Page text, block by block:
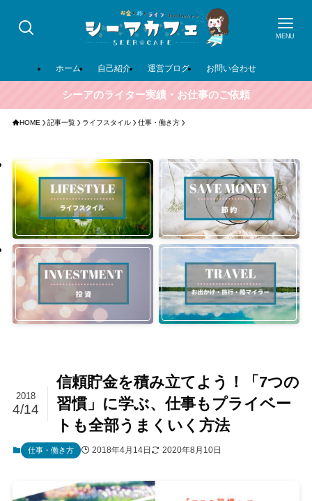
MENU
ホーム 自己紹介 運営ブログ お問い合わせ
シーアのライター実績・お仕事のご依頼
HOME 記事一覧 ライフスタイル 仕事・働き方
信頼貯金を積み立てよう！「7つの
習慣」に学ぶ、仕事もプライベー
トも全部うまくいく方法
2018
4/14
仕事・働き方 2018年4月14日 2020年8月10日